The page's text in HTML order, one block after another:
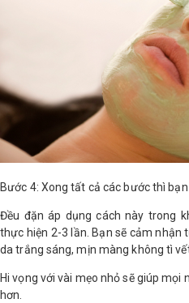
Bước 4: Xong tất cả các bước thì
Đều đặn áp dụng cách này trong
thực hiện 2-3 lần. Bạn sẽ cảm
da trắng sáng, mịn màng không tì
Hi vọng với vài mẹo nhỏ sẽ giúp mọi
hơn.